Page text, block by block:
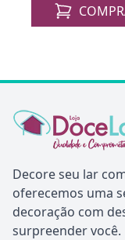
Decore seu lar
oferecemos uma
decoração com
surpreender você.